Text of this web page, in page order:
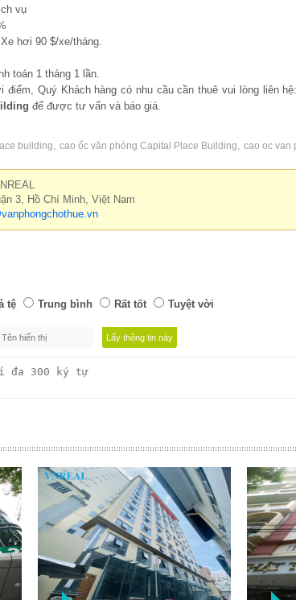
vụ
hơi 90 $/xe/tháng.
toán 1 tháng 1 lần.
Quý Khách hàng có nhu cầu cần thuê vui lòng liên
để được tư vấn và báo giá.
building cao ốc văn phòng Capital Place Building cao oc van
3, Hồ Chí Minh, Việt Nam
tệ Trung bình Rất tốt Tuyệt vời